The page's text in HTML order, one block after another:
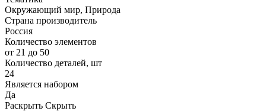
Окружающий мир, Природа
Страна производитель
Россия
Количество элементов
от 21 до 50
Количество деталей, шт
24
Является набором
Да
Раскрыть Скрыть